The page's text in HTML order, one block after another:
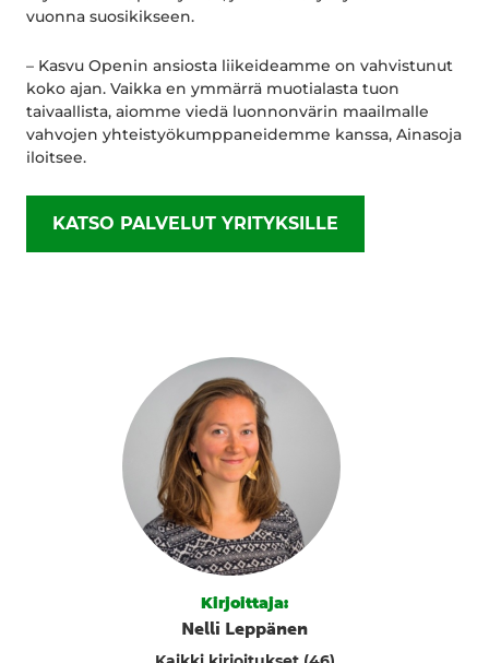
vuonna suosikikseen.
– Kasvu Openin ansiosta liikeideamme on vahvistunut
koko ajan. Vaikka en ymmärrä muotialasta tuon
taivaallista, aiomme viedä luonnonvärin maailmalle
vahvojen yhteistyökumppaneidemme kanssa, Ainasoja
iloitsee.
KATSO PALVELUT YRITYKSILLE
Kirjoittaja:
Nelli Leppänen